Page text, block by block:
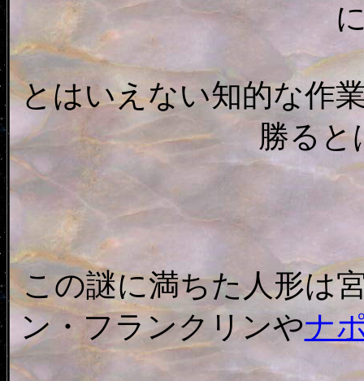
とはいえない知的な作
勝ると
この謎に満ちた人形は
ン・フランクリンやナ